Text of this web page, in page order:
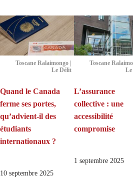
Toscane Ralaimongo |
Le Délit
Quand le Canada
ferme ses portes,
qu’advient-il des
étudiants
internationaux ?
10 septembre 2025
Toscane
L’assurance
collective : une
accessibilité
compromise
1 septembre 2025